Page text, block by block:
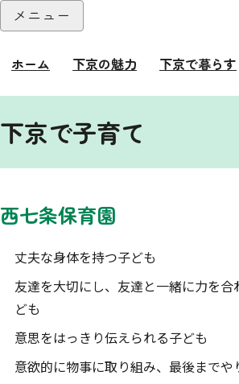
本文へ
メニュー
ホーム 下京の魅力 下京で暮らす
下京で子育て
西七条保育園
丈夫な身体を持つ子ども
友達を大切にし、友達と一緒に力を
ども
意思をはっきり伝えられる子ども
意欲的に物事に取り組み、最後までや